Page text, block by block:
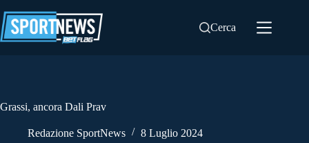
al
contenuto
Cerca
Grassi, ancora Dali Prav
Redazione SportNews 8 Luglio 2024